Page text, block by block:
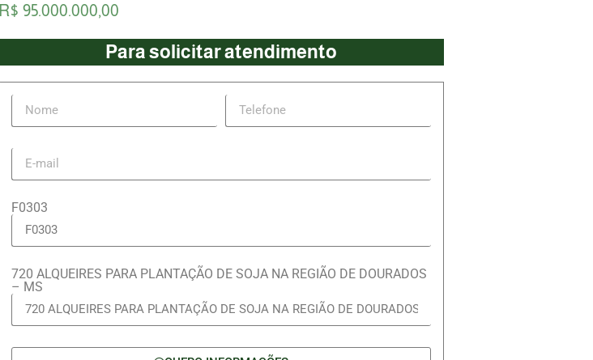
R$ 95.000.000,00
Para solicitar atendimento
F0303
720 ALQUEIRES PARA PLANTAÇÃO DE SOJA NA REGIÃO DE DOURADOS
– MS